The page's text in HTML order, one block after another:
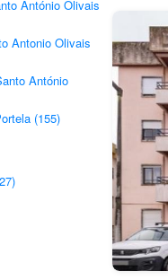
António Olivais
Antonio Olivais
António
(155)